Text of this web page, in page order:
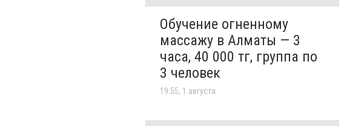
Обучение огненному
массажу в Алматы — 3
часа, 40 000 тг, группа по
3 человек
19:55, 1 августа